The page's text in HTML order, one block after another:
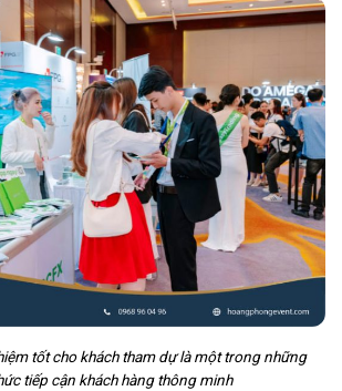
tốt cho khách tham dự là một trong những
tiếp cận khách hàng thông minh